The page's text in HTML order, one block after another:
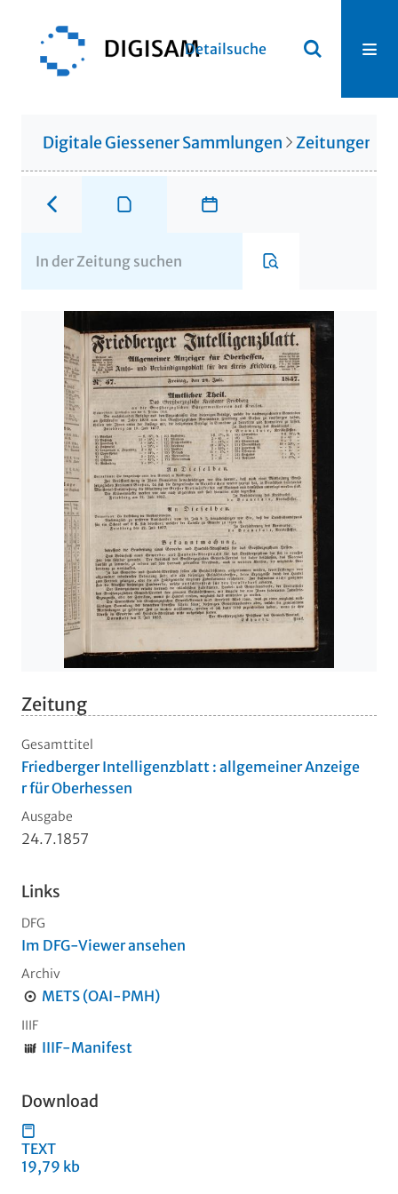
Detailsuche
Digitale Giessener Sammlungen Zeitungen
Zeitung
Gesamttitel
Friedberger Intelligenzblatt : allgemeiner Anzeige
r für Oberhessen
Ausgabe
24.7.1857
Links
DFG
Im DFG-Viewer ansehen
Archiv
METS (OAI-PMH)
IIIF
IIIF-Manifest
Download
TEXT
19,79 kb